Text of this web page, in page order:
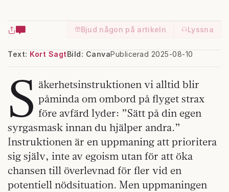
Bjud någon på artikeln Lyssna
Text: Kort Sagt Publicerad 2025-08-10
Bild: Canva
S äkerhetsinstruktionen vi alltid blir
påminda om ombord på flyget strax
före avfärd lyder: ”Sätt på din egen
syrgasmask innan du hjälper andra.”
Instruktionen är en uppmaning att prioritera
sig själv, inte av egoism utan för att öka
chansen till överlevnad för fler vid en
potentiell nödsituation. Men uppmaningen